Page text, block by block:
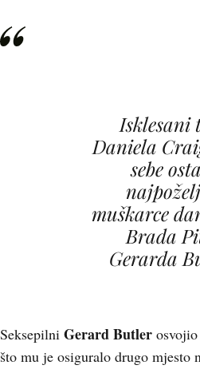
Isklesani
Daniela
sebe
muškarce
Brada
Gerarda
Seksepilni Gerard Butler
što mu je osiguralo drugo mjesto